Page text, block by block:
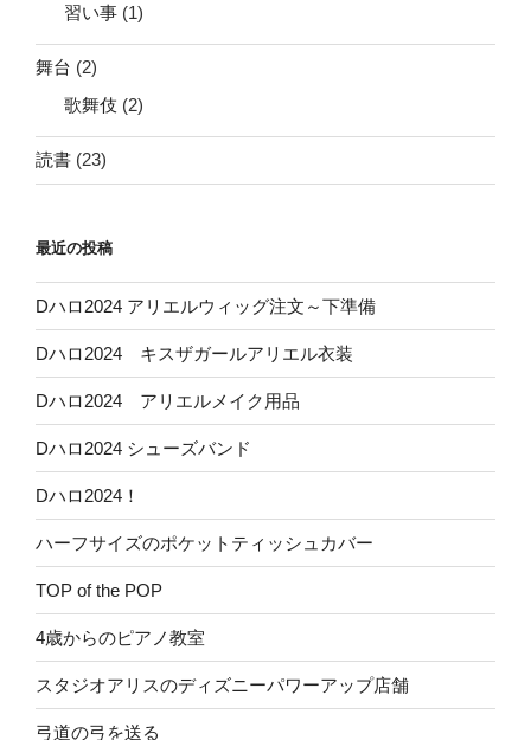
習い事 (1)
舞台 (2)
歌舞伎 (2)
読書 (23)
最近の投稿
Dハロ2024 アリエルウィッグ注文～下準備
Dハロ2024 キスザガールアリエル衣装
Dハロ2024 アリエルメイク用品
Dハロ2024 シューズバンド
Dハロ2024！
ハーフサイズのポケットティッシュカバー
TOP of the POP
4歳からのピアノ教室
スタジオアリスのディズニーパワーアップ店舗
弓道の弓を送る